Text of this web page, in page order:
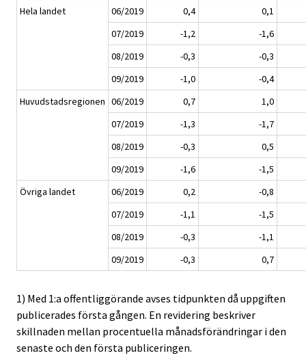
Hela landet 06/2019 0,4
0,1
07/2019
-1,2
-1,6
08/2019
-0,3
-0,3
09/2019
-1,0
-0,4
Huvudstadsregionen 06/2019 0,7
1,0
07/2019
-1,3
-1,7
08/2019
-0,3
0,5
09/2019
-1,6
-1,5
Övriga landet
06/2019 0,2
-0,8
07/2019
-1,1
-1,5
08/2019
-0,3
-1,1
09/2019
-0,3 0,7
1) Med 1:a offentliggörande avses tidpunkten då uppgiften
publicerades första gången. En revidering beskriver
skillnaden mellan procentuella månadsförändringar i den
senaste och den första publiceringen.